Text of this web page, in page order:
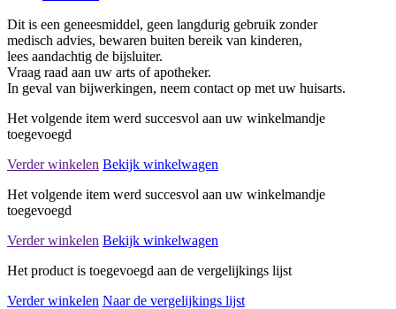
Dit is een geneesmiddel, geen langdurig gebruik zonder
medisch advies, bewaren buiten bereik van kinderen,
lees aandachtig de bijsluiter.
Vraag raad aan uw arts of apotheker.
In geval van bijwerkingen, neem contact op met uw huisarts.
Het volgende item werd succesvol aan uw winkelmandje
toegevoegd
Verder winkelen Bekijk winkelwagen
Het volgende item werd succesvol aan uw winkelmandje
toegevoegd
Verder winkelen Bekijk winkelwagen
Het product is toegevoegd aan de vergelijkings lijst
Verder winkelen Naar de vergelijkings lijst